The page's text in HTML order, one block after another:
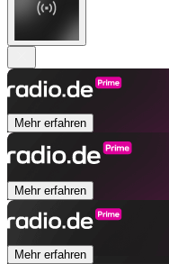
Mehr erfahren
Mehr erfahren
Mehr erfahren